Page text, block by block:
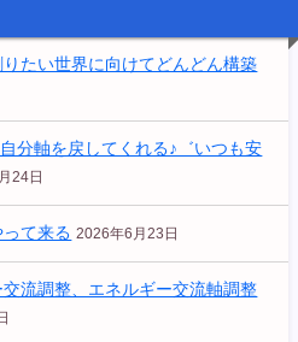
たい世界に向けてどんどん構築
分軸を戻してくれる♪゛いつも安
24日
て来る 2026年6月23日
流調整、エネルギー交流軸調整